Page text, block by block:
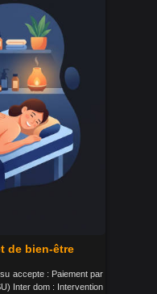
de bien-être
accepte : Paiement par
Inter dom : Intervention